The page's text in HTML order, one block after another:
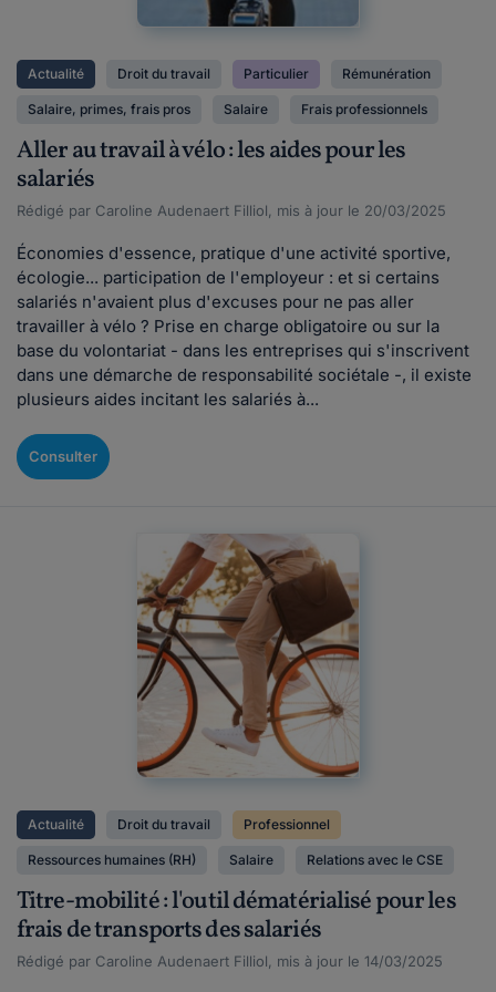
Actualité Droit du travail Particulier Rémunération
Salaire, primes, frais pros Salaire Frais professionnels
Aller au travail à vélo : les aides pour les
salariés
Rédigé par Caroline Audenaert Filliol, mis à jour le 20/03/2025
Économies d'essence, pratique d'une activité sportive,
écologie... participation de l'employeur : et si certains
salariés n'avaient plus d'excuses pour ne pas aller
travailler à vélo ? Prise en charge obligatoire ou sur la
base du volontariat - dans les entreprises qui s'inscrivent
dans une démarche de responsabilité sociétale -, il existe
plusieurs aides incitant les salariés à...
Consulter
Actualité Droit du travail Professionnel
Ressources humaines (RH) Salaire Relations avec le CSE
Titre-mobilité : l'outil dématérialisé pour les
frais de transports des salariés
Rédigé par Caroline Audenaert Filliol, mis à jour le 14/03/2025